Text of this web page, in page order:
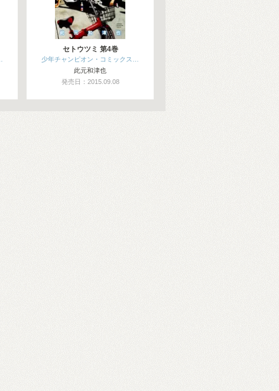
セトウツミ 第4巻
少年チャンピオン・コミックス…
此元和津也
発売日：2015.09.08